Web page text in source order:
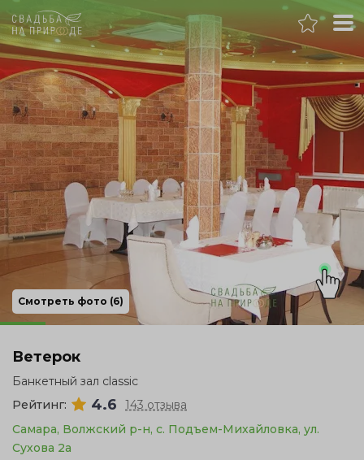
Самара
Банкет
Свадьба
День рождения
Выпускной
Корпоратив
Смотреть фото (6)
Ветерок
Банкетный зал classic
Рейтинг:
4.6
143 отзыва
Самара, Волжский р-н, с. Подъем-Михайловка, ул.
Сухова 2а